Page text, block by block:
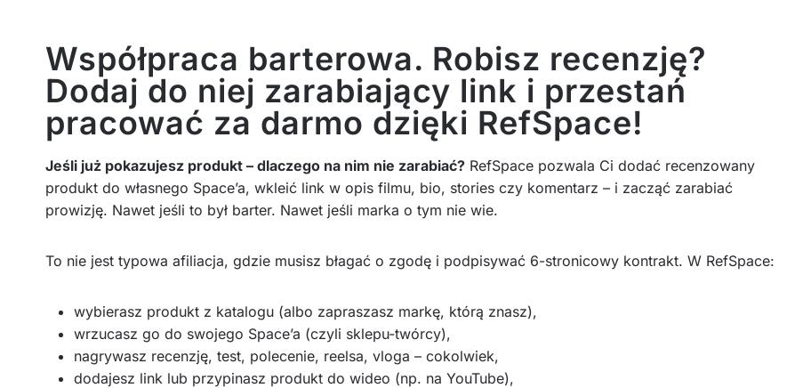
Współpraca barterowa. Robisz recenzję?
Dodaj do niej zarabiający link i przestań
pracować za darmo dzięki RefSpace!
Jeśli już pokazujesz produkt – dlaczego na nim nie zarabiać? RefSpace pozwala Ci dodać recenzowany
produkt do własnego Space’a, wkleić link w opis filmu, bio, stories czy komentarz – i zacząć zarabiać
prowizję. Nawet jeśli to był barter. Nawet jeśli marka o tym nie wie.
To nie jest typowa afiliacja, gdzie musisz błagać o zgodę i podpisywać 6-stronicowy kontrakt. W RefSpace:
wybierasz produkt z katalogu (albo zapraszasz markę, którą znasz),
wrzucasz go do swojego Space’a (czyli sklepu-twórcy),
nagrywasz recenzję, test, polecenie, reelsa, vloga – cokolwiek,
dodajesz link lub przypinasz produkt do wideo (np. na YouTube),